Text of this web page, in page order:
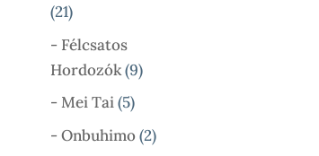
2121
Termék
- Félcsatos
Hordozók 99
- Mei Tai 55
Termék
- Onbuhimo 22